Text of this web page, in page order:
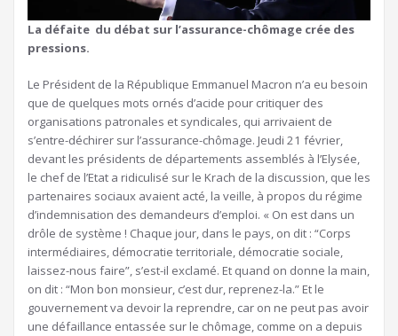
La défaite du débat sur l’assurance-chômage crée des
pressions.
Le Président de la République Emmanuel Macron n’a eu besoin
que de quelques mots ornés d’acide pour critiquer des
organisations patronales et syndicales, qui arrivaient de
s’entre-déchirer sur l’assurance-chômage. Jeudi 21 février,
devant les présidents de départements assemblés à l’Elysée,
le chef de l’Etat a ridiculisé sur le Krach de la discussion, que les
partenaires sociaux avaient acté, la veille, à propos du régime
d’indemnisation des demandeurs d’emploi. « On est dans un
drôle de système ! Chaque jour, dans le pays, on dit : “Corps
intermédiaires, démocratie territoriale, démocratie sociale,
laissez-nous faire”, s’est-il exclamé. Et quand on donne la main,
on dit : “Mon bon monsieur, c’est dur, reprenez-la.” Et le
gouvernement va devoir la reprendre, car on ne peut pas avoir
une défaillance entassée sur le chômage, comme on a depuis